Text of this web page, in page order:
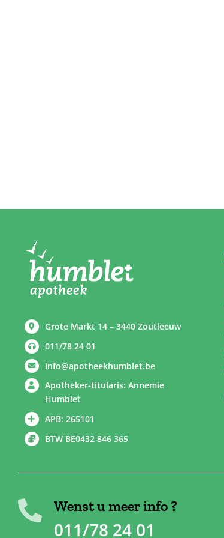
Grote Markt 14 – 3440 Zoutleeuw
011/78 24 01
info@apotheekhumblet.be
Apotheker-titularis: Annemie
Humblet
APB: 265101
BTW BE0432 846 365
Wenst u meer info ?
011/78 24 01